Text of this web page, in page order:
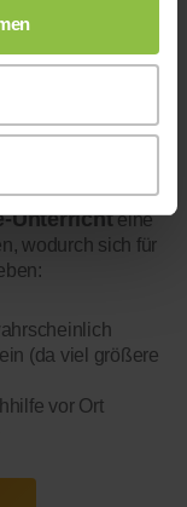
Unterrichteine
wodurch sich für
(da viel größere
vor Ort